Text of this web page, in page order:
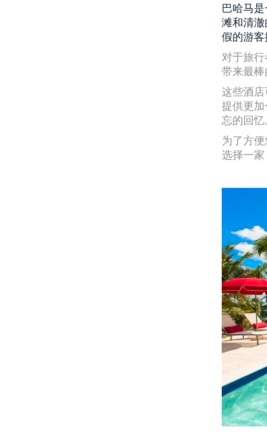
巴哈马
滩和清
假的游
对于旅
带来最
这些酒
提供更
忘的回
为了方
选择一